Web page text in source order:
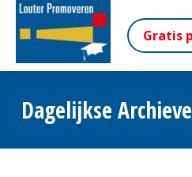
Gratis
Dagelijkse